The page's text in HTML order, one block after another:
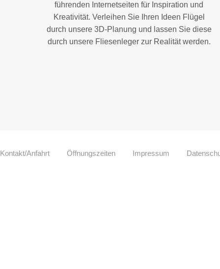
führenden Internetseiten für Inspiration und
Kreativität. Verleihen Sie Ihren Ideen Flügel
durch unsere 3D-Planung und lassen Sie diese
durch unsere Fliesenleger zur Realität werden.
Kontakt/Anfahrt Öffnungszeiten Impressum